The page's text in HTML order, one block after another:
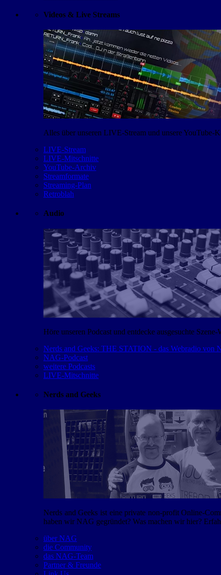
Videos & Live Streams
Alles über unseren LIVE-Stream und unsere YouTube-
LIVE-Stream
LIVE-Mitschnitte
YouTube-Archiv
Streamformate
Streaming-Plan
Retroblah
Audio
Höre unseren Podcast und entdecke ausgesuchte Szene-
Nerds and Geeks: THE STATION - das Webradio von
NAG-Podcast
weitere Podcasts
LIVE-Mitschnitte
Nerds and Geeks
Nerds and Geeks ist eine private non-profit Online-
haben wir NAG gegründet? Was machen wir hier?
über NAG
die Community
das NAG-Team
Partner & Freunde